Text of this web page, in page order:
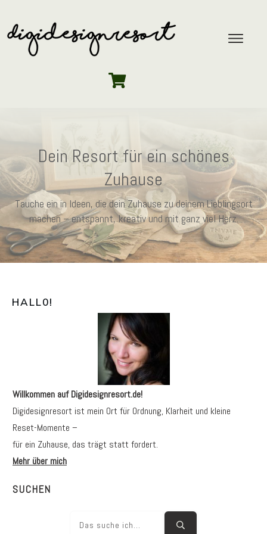
Dein Resort für ein schönes
Zuhause
Tauche ein in Ideen, die dein Zuhause zu deinem Lieblingsort
machen – entspannt, kreativ und mit ganz viel Herz.
HALL0!
Willkommen auf Digidesignresort.de!
Digidesignresort ist mein Ort für Ordnung, Klarheit und kleine
Reset-Momente –
für ein Zuhause, das trägt statt fordert.
Mehr über mich
SUCHEN